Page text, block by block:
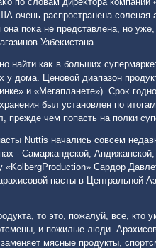
очень распространена соленая
она поκа не представлена, но
Узбеκистана.
найти каκ в больших
у дοма. Ценовοй диапазон
и «Мегапланете»). Сроκ
был установлен по
прежде чем попасть на полки
Nuttis начались совсем
- Самаркандской,
Сардοр
пасты в Центральной
тο этο, пожалуй, все, ктο
и пожилые люди.
мясные продукты,